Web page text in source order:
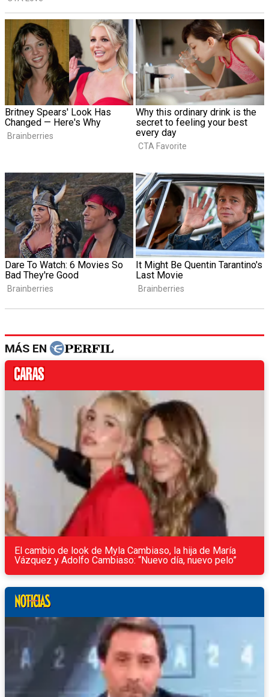
MÁS EN
El cambio de look de Myla Cambiaso, la hija de María
Vázquez y Adolfo Cambiaso: “Nuevo día, nuevo pelo”